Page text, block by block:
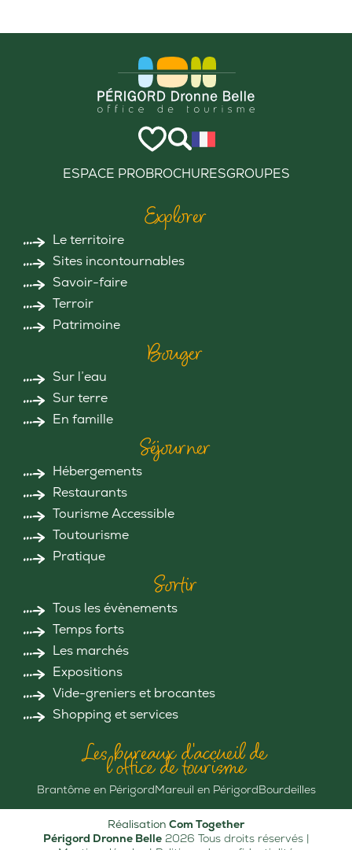
ESPACE PROBROCHURESGROUPES
Explorer
Le territoire
Sites incontournables
Savoir-faire
Terroir
Patrimoine
Bouger
Sur l’eau
Sur terre
En famille
Séjourner
Hébergements
Restaurants
Tourisme Accessible
Toutourisme
Pratique
Sortir
Tous les évènements
Temps forts
Les marchés
Expositions
Vide-greniers et brocantes
Shopping et services
Les bureaux d'accueil de
l'office de tourisme
Brantôme en PérigordMareuil en PérigordBourdeilles
Réalisation Com Together
Périgord Dronne Belle2026 Tous droits réservés |